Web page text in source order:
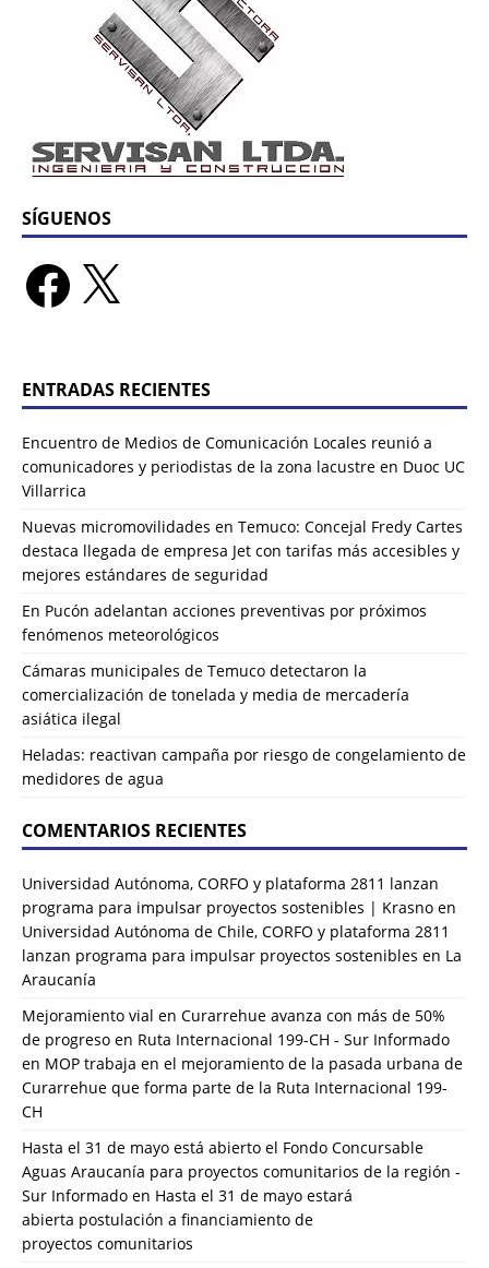
SÍGUENOS
ENTRADAS RECIENTES
Encuentro de Medios de Comunicación Locales reunió a
comunicadores y periodistas de la zona lacustre en Duoc UC
Villarrica
Nuevas micromovilidades en Temuco: Concejal Fredy Cartes
destaca llegada de empresa Jet con tarifas más accesibles y
mejores estándares de seguridad
En Pucón adelantan acciones preventivas por próximos
fenómenos meteorológicos
Cámaras municipales de Temuco detectaron la
comercialización de tonelada y media de mercadería
asiática ilegal
Heladas: reactivan campaña por riesgo de congelamiento de
medidores de agua
COMENTARIOS RECIENTES
Universidad Autónoma, CORFO y plataforma 2811 lanzan
programa para impulsar proyectos sostenibles | Krasno en
Universidad Autónoma de Chile, CORFO y plataforma 2811
lanzan programa para impulsar proyectos sostenibles en La
Araucanía
Mejoramiento vial en Curarrehue avanza con más de 50%
de progreso en Ruta Internacional 199-CH - Sur Informado
en MOP trabaja en el mejoramiento de la pasada urbana de
Curarrehue que forma parte de la Ruta Internacional 199-
CH
Hasta el 31 de mayo está abierto el Fondo Concursable
Aguas Araucanía para proyectos comunitarios de la región -
Sur Informado en Hasta el 31 de mayo estará
abierta postulación a financiamiento de
proyectos comunitarios